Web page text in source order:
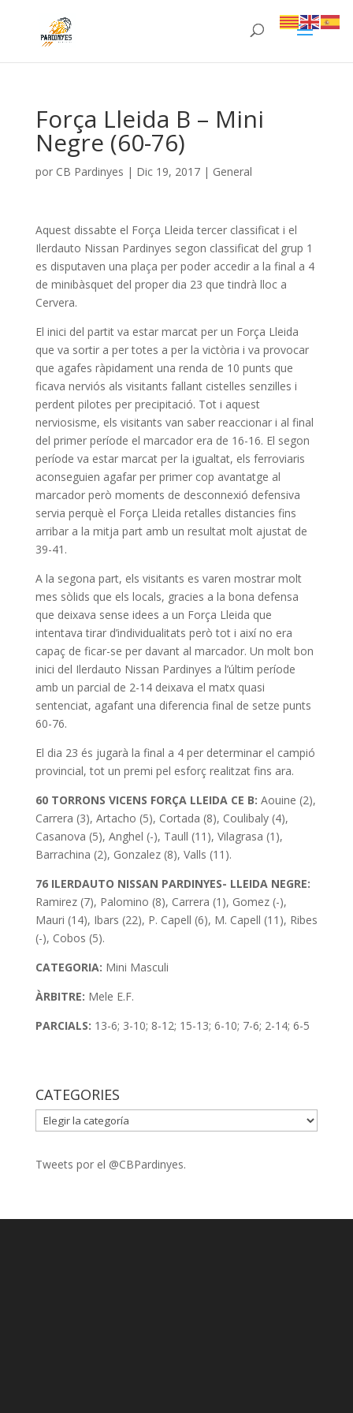
Força Lleida B – Mini
Negre (60-76)
por CB Pardinyes | Dic 19, 2017| General
Aquest dissabte el Força Lleida tercer classificat i el
Ilerdauto Nissan Pardinyes segon classificat del grup 1
es disputaven una plaça per poder accedir a la final a 4
de minibàsquet del proper dia 23 que tindrà lloc a
Cervera.
El inici del partit va estar marcat per un Força Lleida
que va sortir a per totes a per la victòria i va provocar
que agafes ràpidament una renda de 10 punts que
ficava nerviós als visitants fallant cistelles senzilles i
perdent pilotes per precipitació. Tot i aquest
nerviosisme, els visitants van saber reaccionar i al final
del primer període el marcador era de 16-16. El segon
període va estar marcat per la igualtat, els ferroviaris
aconseguien agafar per primer cop avantatge al
marcador però moments de desconnexió defensiva
servia perquè el Força Lleida retalles distancies fins
arribar a la mitja part amb un resultat molt ajustat de
39-41.
A la segona part, els visitants es varen mostrar molt
mes sòlids que els locals, gracies a la bona defensa
que deixava sense idees a un Força Lleida que
intentava tirar d’individualitats però tot i així no era
capaç de ficar-se per davant al marcador. Un molt bon
inici del Ilerdauto Nissan Pardinyes a l’últim període
amb un parcial de 2-14 deixava el matx quasi
sentenciat, agafant una diferencia final de setze punts
60-76.
El dia 23 és jugarà la final a 4 per determinar el campió
provincial, tot un premi pel esforç realitzat fins ara.
60 TORRONS VICENS FORÇA LLEIDA CE B: Aouine (2),
Carrera (3), Artacho (5), Cortada (8), Coulibaly (4),
Casanova (5), Anghel (-), Taull (11), Vilagrasa (1),
Barrachina (2), Gonzalez (8), Valls (11).
76 ILERDAUTO NISSAN PARDINYES- LLEIDA NEGRE:
Ramirez (7), Palomino (8), Carrera (1), Gomez (-),
Mauri (14), Ibars (22), P. Capell (6), M. Capell (11), Ribes
(-), Cobos (5).
CATEGORIA: Mini Masculi
ÀRBITRE: Mele E.F.
PARCIALS: 13-6; 3-10; 8-12; 15-13; 6-10; 7-6; 2-14; 6-5
CATEGORIES
CATEGORIES
Tweets por el @CBPardinyes.